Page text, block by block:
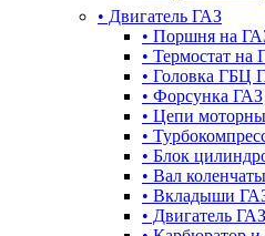
• Двигатель ГАЗ
• Поршня на
• Термостат на
• Головка ГБЦ
• Форсунка ГАЗ
• Цепи
•
• Блок
• Вал
• Вкладыши
• Двигатель